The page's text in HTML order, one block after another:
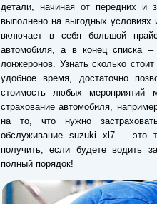
детали, начиная от передних и
выполнено на выгодных условиях
включает в себя большой
автомобиля, а в конец списка –
лонжеронов. Узнать сколько
удобное время, достаточно
стоимость любых
страхование автомобиля,
на то, что нужно
обслуживание suzuki xl7 – это
получить, если будете водить
полный порядок!